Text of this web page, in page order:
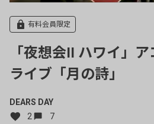
有料会員限定
「夜想会II ハワイ」
ライブ「月の詩」
DEARS DAY
2
7